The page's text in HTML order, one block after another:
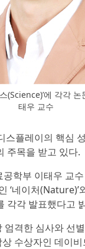
(Science)’에 각각
태우 교수
플레이의 핵심
주목을 받고 있다.
학부 이태우 교
네이처(Nature)’
각각 발표했다고
격한 심사와 선
수상자인 데이